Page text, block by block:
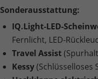
Sonderausstattung:
IQ.Light-LED-
Fernlicht, LED-
Travel Assist
Kessy(Schlüsselloses